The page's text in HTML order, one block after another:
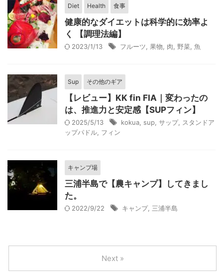
Diet Health 食事
健康的なダイエットは科学的に効率よ
く 【調理法編】
2023/1/13 フルーツ 果物 肉 野菜 魚
Sup その他のギア
【レビュー】KK fin FIA｜変わったの
は、推進力と安定感【SUPフィン】
2025/5/13 kokua sup サップ, スタンドア
ップパドル フィン
キャンプ場
三浦半島で【農キャンプ】してきまし
た。
2022/9/22 キャンプ, 三浦半島
Next »